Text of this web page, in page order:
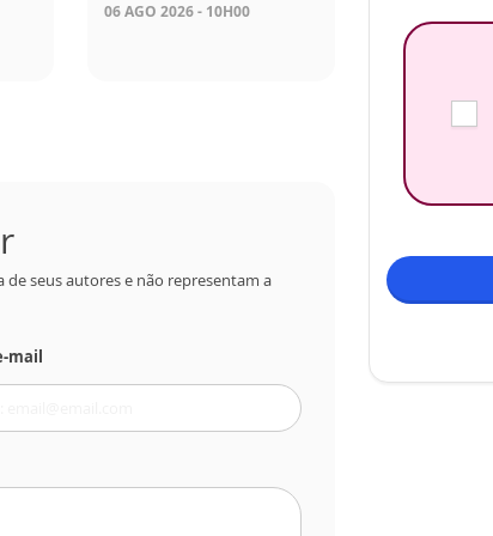
06 AGO 2026 - 10H00
de seus autores e não representam a
mail